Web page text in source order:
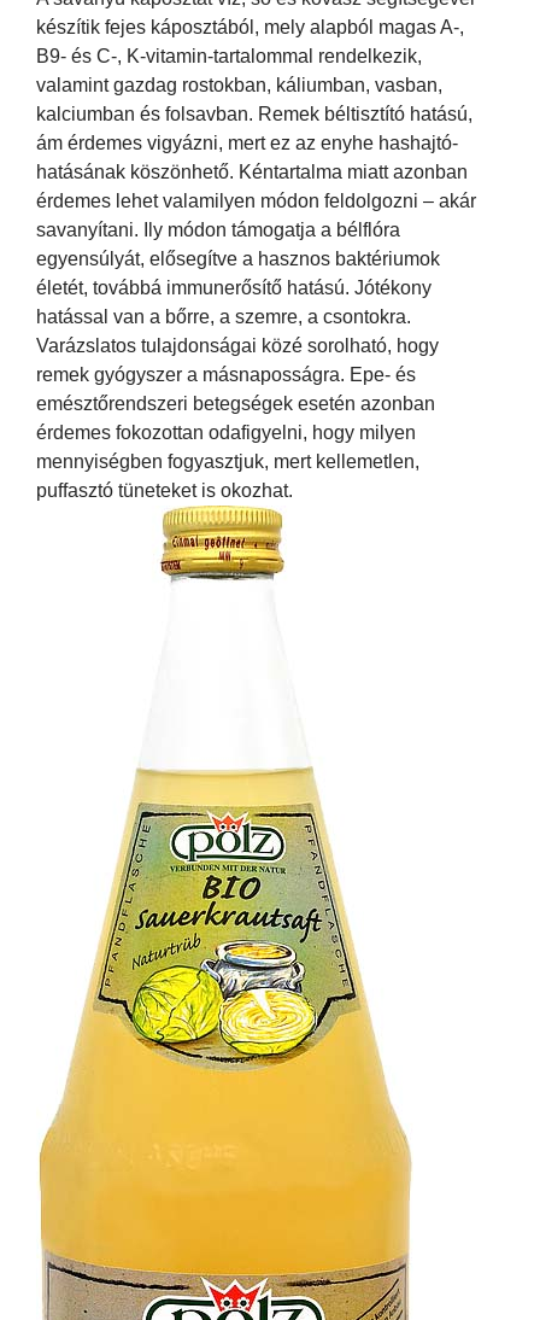
készítik fejes káposztából, mely alapból magas A-,
B9- és C-, K-vitamin-tartalommal rendelkezik,
valamint gazdag rostokban, káliumban, vasban,
kalciumban és folsavban. Remek béltisztító hatású,
ám érdemes vigyázni, mert ez az enyhe hashajtó-
hatásának köszönhető. Kéntartalma miatt azonban
érdemes lehet valamilyen módon feldolgozni – akár
savanyítani. Ily módon támogatja a bélflóra
egyensúlyát, elősegítve a hasznos baktériumok
életét, továbbá immunerősítő hatású. Jótékony
hatással van a bőrre, a szemre, a csontokra.
Varázslatos tulajdonságai közé sorolható, hogy
remek gyógyszer a másnaposságra. Epe- és
emésztőrendszeri betegségek esetén azonban
érdemes fokozottan odafigyelni, hogy milyen
mennyiségben fogyasztjuk, mert kellemetlen,
puffasztó tüneteket is okozhat.